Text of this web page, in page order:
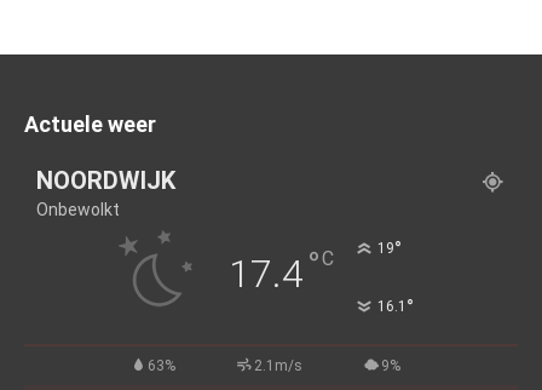
Actuele weer
NOORDWIJK
Onbewolkt
17.4°C 19°
16.1 °
63% 2.1m/s 9%